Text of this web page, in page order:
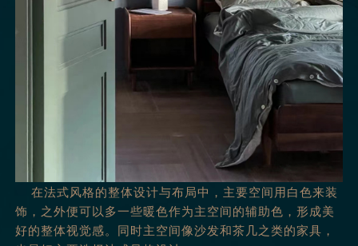
在法式风格的整体设计与布局中，主要空间用白色来装
饰，之外便可以多一些暖色作为主空间的辅助色，形成美
好的整体视觉感。同时主空间像沙发和茶几之类的家具，